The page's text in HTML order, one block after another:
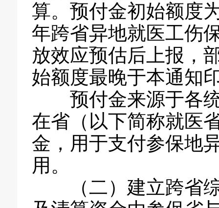
算。预付金初始额度
年跨省异地就医工伤
放效应预估后上报，
始额度最晚于本通知
预付金来源于各统
在省（以下简称就医
金，用于支付参保地
用。
（二）建立跨省综